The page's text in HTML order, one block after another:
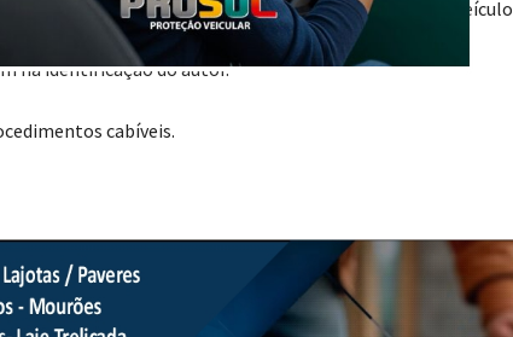
vítima corria no acostamento da via. O condutor do veículo
ou localizado. Foram realizadas diligências nas
na identificação do autor.
cabíveis.